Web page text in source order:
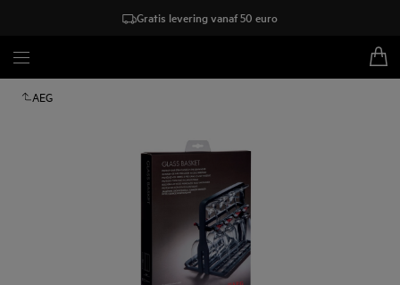
Gratis levering vanaf 50 euro
AEG